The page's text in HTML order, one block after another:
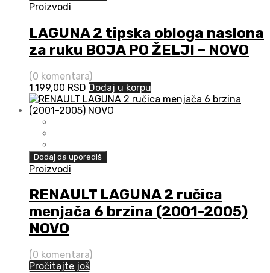
Proizvodi
LAGUNA 2 tipska obloga naslona
za ruku BOJA PO ŽELJI – NOVO
(0 komentara)
1.199,00 RSD Dodaj u korpu
Dodaj da uporediš
Proizvodi
RENAULT LAGUNA 2 ručica
menjača 6 brzina (2001-2005)
NOVO
(0 komentara)
Pročitajte još